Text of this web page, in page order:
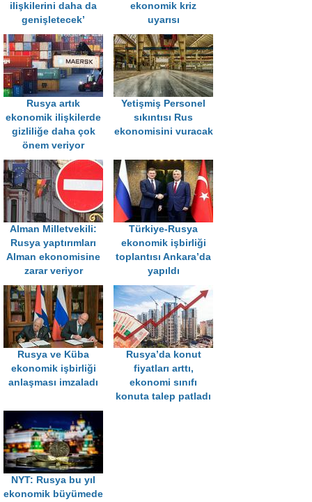
ilişkilerini daha da
genişletecek’
ekonomik kriz
uyarısı
Rusya artık
ekonomik ilişkilerde
gizliliğe daha çok
önem veriyor
Yetişmiş Personel
sıkıntısı Rus
ekonomisini vuracak
Alman Milletvekili:
Rusya yaptırımları
Alman ekonomisine
zarar veriyor
Türkiye-Rusya
ekonomik işbirliği
toplantısı Ankara’da
yapıldı
Rusya ve Küba
ekonomik işbirliği
anlaşması imzaladı
Rusya’da konut
fiyatları arttı,
ekonomi sınıfı
konuta talep patladı
NYT: Rusya bu yıl
ekonomik büyümede